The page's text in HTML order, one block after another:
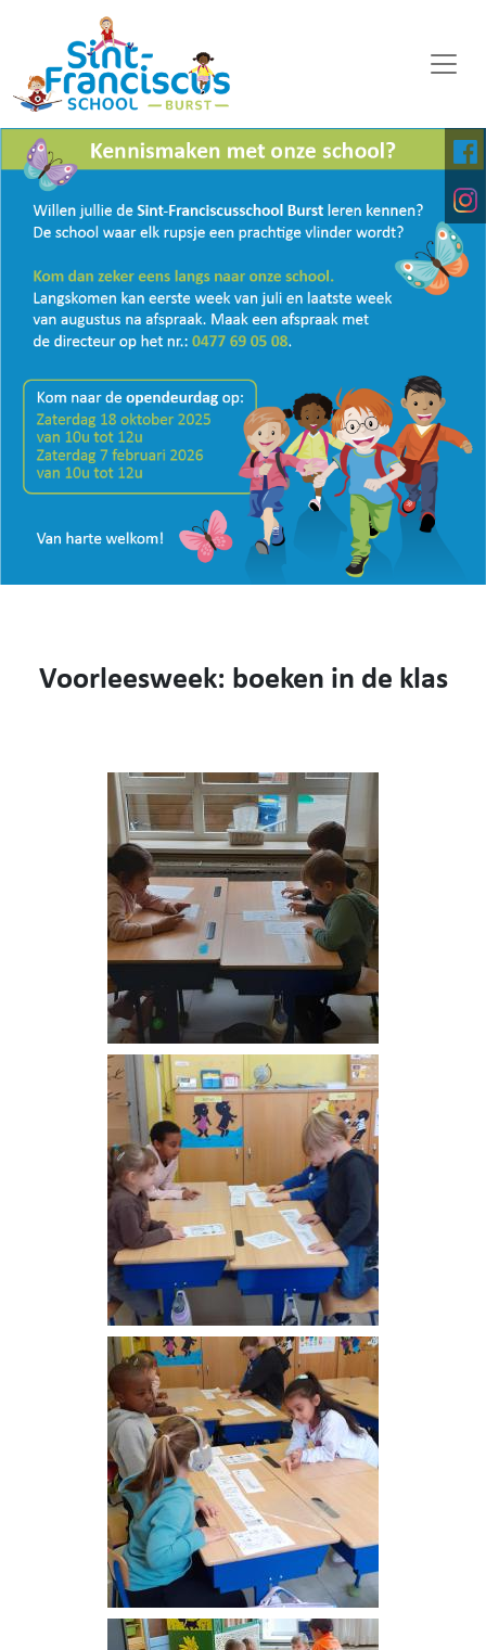
ONZE SCHOOL
SCHOOLORGANISATIE
KALENDER
OP DE MIDDAG
DOWNLOADS
DIGITALE PLATFORMEN
VISIE
WEBSHOP
Burstdorp 1, 9420 Burst
info@sfsburst.be
directeur@sfsburst.be
Voorleesweek: boeken in de klas